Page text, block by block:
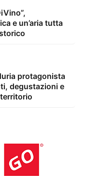
e un’aria tutta
protagonista
degustazioni e